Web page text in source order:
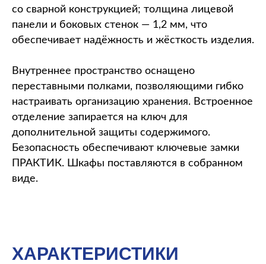
со сварной конструкцией; толщина лицевой
панели и боковых стенок — 1,2 мм, что
обеспечивает надёжность и жёсткость изделия.
Внутреннее пространство оснащено
переставными полками, позволяющими гибко
настраивать организацию хранения. Встроенное
отделение запирается на ключ для
дополнительной защиты содержимого.
Безопасность обеспечивают ключевые замки
ПРАКТИК. Шкафы поставляются в собранном
виде.
ХАРАКТЕРИСТИКИ